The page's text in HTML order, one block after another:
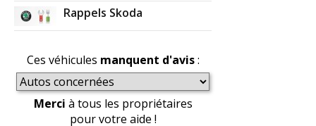
Rappels Skoda
Ces véhicules manquent d'avis:
Merci à tous les propriétaires
pour votre aide !